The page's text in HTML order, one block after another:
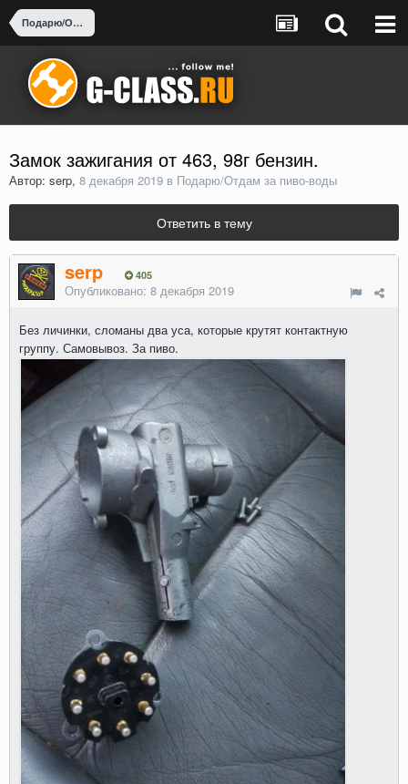
Подарю/Отдам за пиво-воды
Замок зажигания от 463, 98г бензин.
Автор: serp, 8 декабря 2019 в Подарю/Отдам за пиво-воды
Ответить в тему
serp 405
Опубликовано: 8 декабря 2019
Без личинки, сломаны два уса, которые крутят контактную
группу. Самовывоз. За пиво.